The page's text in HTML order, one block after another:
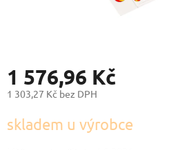
1 576,96 Kč
1 303,27 Kč bez DPH
cena:
skladem u výrobce